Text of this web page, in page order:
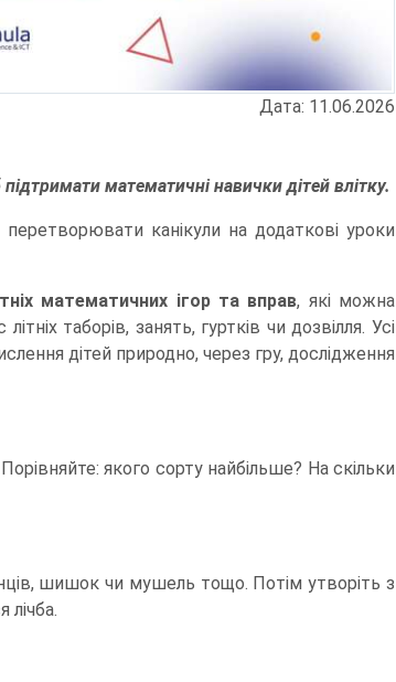
Дата: 11.06.2026
математичні навички дітей влітку.
канікули на додаткові уроки
математичних ігор та вправ, які можна
таборів, занять, гуртків чи дозвілля. Усі
дітей природно, через гру, дослідження
якого сорту найбільше? На скільки
шишок чи мушель тощо. Потім утворіть з
лічба.